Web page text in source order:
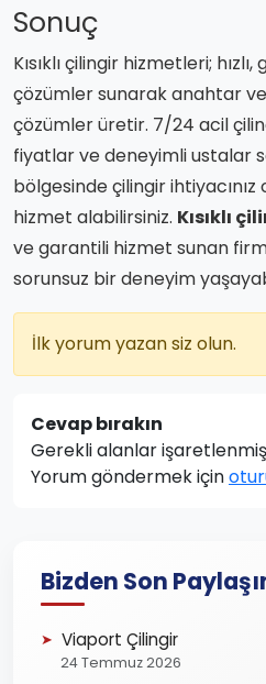
Sonuç
Kısıklı çilingir hizmetleri;
çözümler sunarak anahtar ve
çözümler üretir. 7/24 acil
fiyatlar ve deneyimli ustalar
bölgesinde çilingir
hizmet alabilirsiniz. Kısıklı
ve garantili hizmet sunan
sorunsuz bir deneyim
İlk yorum yazan siz olun.
Cevap bırakın
Gerekli alanlar
Yorum göndermek için
Bizden Son
Viaport Çilingir
24 Temmuz 2026